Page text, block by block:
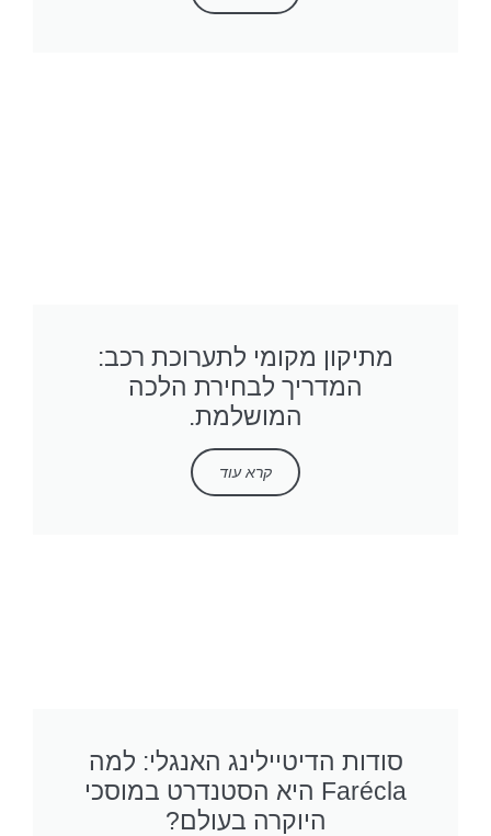
מתיקון מקומי לתערוכת רכב:
המדריך לבחירת הלכה
המושלמת.
קרא עוד
סודות הדיטיילינג האנגלי: למה
Farécla היא הסטנדרט במוסכי
היוקרה בעולם?